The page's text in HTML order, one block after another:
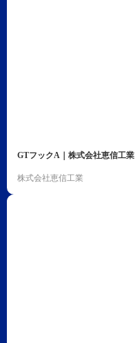
GTフックA｜株式会社恵信工業
株式会社恵信工業